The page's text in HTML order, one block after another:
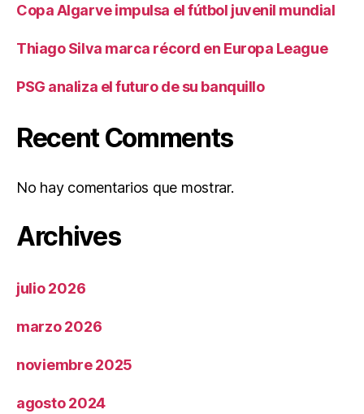
Copa Algarve impulsa el fútbol juvenil mundial
Thiago Silva marca récord en Europa League
PSG analiza el futuro de su banquillo
Recent Comments
No hay comentarios que mostrar.
Archives
julio 2026
marzo 2026
noviembre 2025
agosto 2024